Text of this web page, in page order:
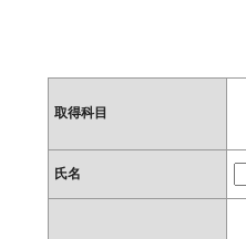
取得科目
氏名